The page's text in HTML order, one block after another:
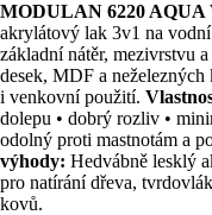
MODULAN 6220 AQUA
akrylátový lak 3v1 na
základní nátěr, mezivrstvu
desek, MDF a
i venkovní použití.
dolepu • dobrý rozliv •
odolný proti mastnotám a
výhody: Hedvábně lesklý
pro natírání dřeva,
kovů.